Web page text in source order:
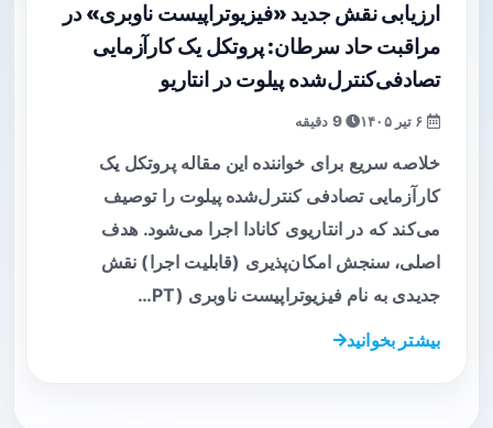
ارزیابی نقش جدید «فیزیوتراپیست ناوبری» در
مراقبت حاد سرطان: پروتکل یک کارآزمایی
تصادفی‌کنترل‌شده پیلوت در انتاریو
9 دقیقه
خلاصه سریع برای خواننده این مقاله پروتکل یک
کارآزمایی تصادفی کنترل‌شده پیلوت را توصیف
می‌کند که در انتاریوی کانادا اجرا می‌شود. هدف
اصلی، سنجش امکان‌پذیری (قابلیت اجرا) نقش
جدیدی به نام فیزیوتراپیست ناوبری (PT…
بیشتر بخوانید